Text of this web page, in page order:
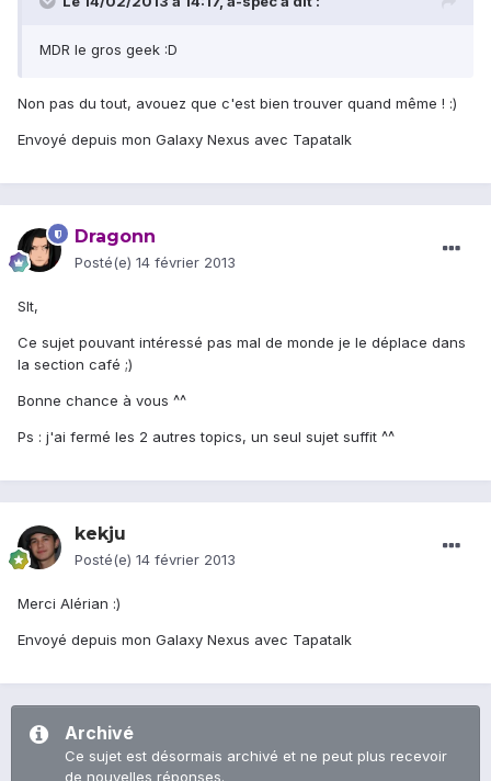
MDR le gros geek :D
Non pas du tout, avouez que c'est bien trouver quand même ! :)
Envoyé depuis mon Galaxy Nexus avec Tapatalk
Dragonn
Posté(e) 14 février 2013
Slt,
Ce sujet pouvant intéressé pas mal de monde je le déplace dans
la section café ;)
Bonne chance à vous ^^
Ps : j'ai fermé les 2 autres topics, un seul sujet suffit ^^
kekju
Posté(e) 14 février 2013
Merci Alérian :)
Envoyé depuis mon Galaxy Nexus avec Tapatalk
Archivé
Ce sujet est désormais archivé et ne peut plus recevoir
de nouvelles réponses.